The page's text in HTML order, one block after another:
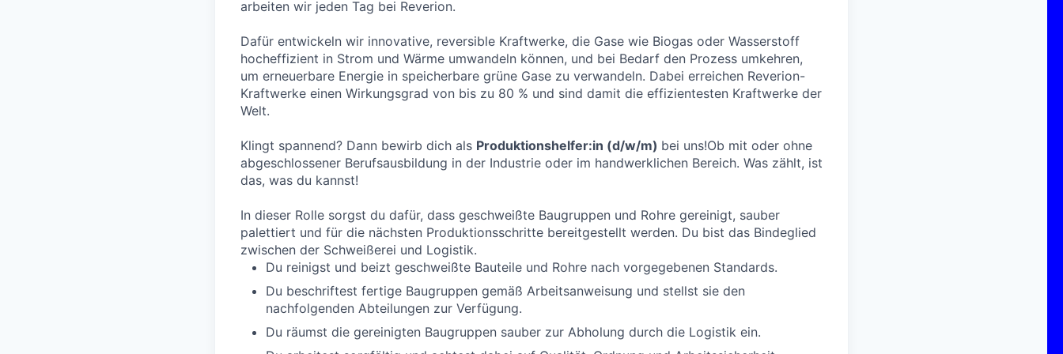
arbeiten wir jeden Tag bei Reverion.
Dafür entwickeln wir innovative, reversible Kraftwerke, die Gase wie Biogas oder Wasserstoff
hocheffizient in Strom und Wärme umwandeln können, und bei Bedarf den Prozess umkehren,
um erneuerbare Energie in speicherbare grüne Gase zu verwandeln. Dabei erreichen Reverion-
Kraftwerke einen Wirkungsgrad von bis zu 80 % und sind damit die effizientesten Kraftwerke der
Welt.
Klingt spannend? Dann bewirb dich als Produktionshelfer:in (d/w/m) bei uns!Ob mit oder ohne
abgeschlossener Berufsausbildung in der Industrie oder im handwerklichen Bereich. Was zählt, ist
das, was du kannst!
​In dieser Rolle sorgst du dafür, dass geschweißte Baugruppen und Rohre gereinigt, sauber
palettiert und für die nächsten Produktionsschritte bereitgestellt werden. Du bist das Bindeglied
zwischen der Schweißerei und Logistik.
Du reinigst und beizt geschweißte Bauteile und Rohre nach vorgegebenen Standards.
Du beschriftest fertige Baugruppen gemäß Arbeitsanweisung und stellst sie den
nachfolgenden Abteilungen zur Verfügung.
Du räumst die gereinigten Baugruppen sauber zur Abholung durch die Logistik ein.